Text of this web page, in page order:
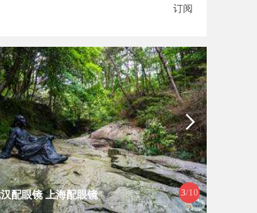
索
订阅
4/10
麻花影视：引领中国喜剧影视作品的